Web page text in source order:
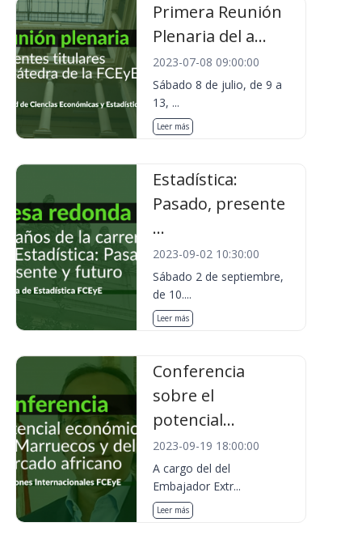
Primera Reunión
Plenaria del a...
2023-07-08 09:00:00
Sábado 8 de julio, de 9 a
13, ...
Leer más
Estadística:
Pasado, presente
...
2023-09-02 10:30:00
Sábado 2 de septiembre,
de 10....
Leer más
Conferencia
sobre el
potencial...
2023-09-19 18:00:00
A cargo del del
Embajador Extr...
Leer más